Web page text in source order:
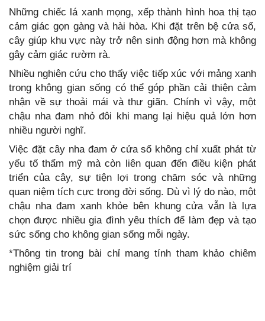
Những chiếc lá xanh mọng, xếp thành hình hoa thị tạo
cảm giác gọn gàng và hài hòa. Khi đặt trên bệ cửa sổ,
cây giúp khu vực này trở nên sinh động hơn mà không
gây cảm giác rườm rà.
Nhiều nghiên cứu cho thấy việc tiếp xúc với mảng xanh
trong không gian sống có thể góp phần cải thiện cảm
nhận về sự thoải mái và thư giãn. Chính vì vậy, một
chậu nha đam nhỏ đôi khi mang lại hiệu quả lớn hơn
nhiều người nghĩ.
Việc đặt cây nha đam ở cửa sổ không chỉ xuất phát từ
yếu tố thẩm mỹ mà còn liên quan đến điều kiện phát
triển của cây, sự tiện lợi trong chăm sóc và những
quan niệm tích cực trong đời sống. Dù vì lý do nào, một
chậu nha đam xanh khỏe bên khung cửa vẫn là lựa
chọn được nhiều gia đình yêu thích để làm đẹp và tạo
sức sống cho không gian sống mỗi ngày.
*Thông tin trong bài chỉ mang tính tham khảo chiêm
nghiệm giải trí